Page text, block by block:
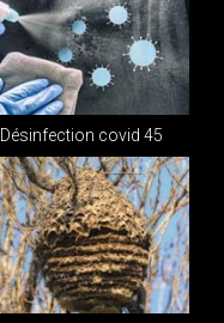
Désinfection covid 45